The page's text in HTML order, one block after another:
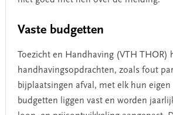
Vaste budgetten
Toezicht en Handhaving (VTH THOR)
handhavingsopdrachten, zoals fout
bijplaatsingen afval, met elk hun eigen
budgetten liggen vast en worden